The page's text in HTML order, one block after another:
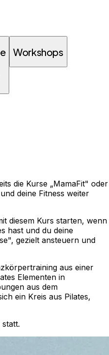
Workshops
die Kurse „MamaFit" oder
deine Fitness weiter
diesem Kurs starten, wenn
hast und du deine
gezielt ansteuern und
aus einer
Elementen in
aus dem
ein Kreis aus Pilates,